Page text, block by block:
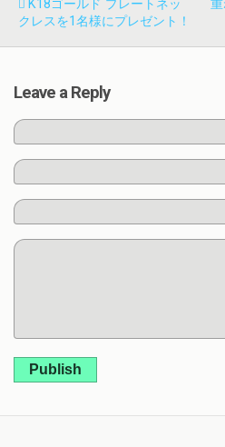
K18ゴールド プレートネッ
クレスを1名様にプレゼント！
Leave a Reply
Publish